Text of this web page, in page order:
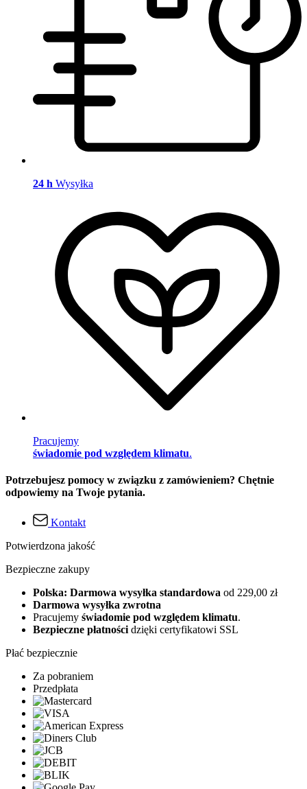
24 h Wysyłka
Pracujemy
świadomie pod względem klimatu.
Potrzebujesz pomocy w związku z zamówieniem? Chętnie
odpowiemy na Twoje pytania.
Kontakt
Potwierdzona jakość
Bezpieczne zakupy
Polska: Darmowa wysyłka standardowa od 229,00 zł
Darmowa wysyłka zwrotna
Pracujemy świadomie pod względem klimatu.
Bezpieczne płatności dzięki certyfikatowi SSL
Płać bezpiecznie
Za pobraniem
Przedpłata